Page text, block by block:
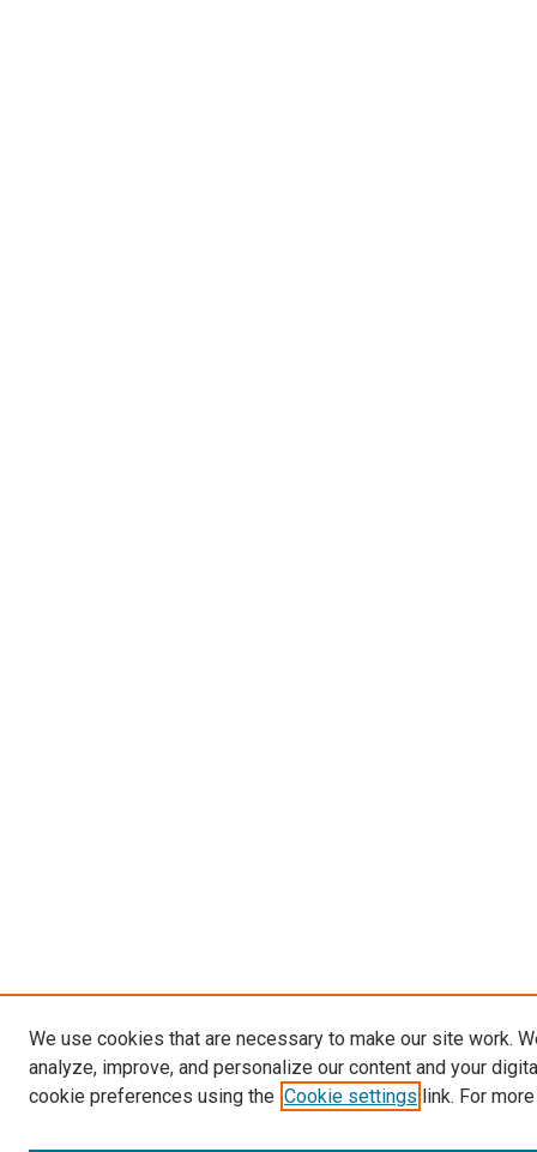
We use cookies that are necessary to make our site work.
analyze, improve, and personalize our content and your
cookie preferences using the Cookie settings link. For